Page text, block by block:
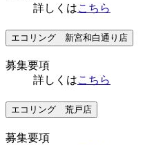
詳しくはこちら
エコリング 新宮和白通り店
募集要項
詳しくはこちら
エコリング 荒戸店
募集要項